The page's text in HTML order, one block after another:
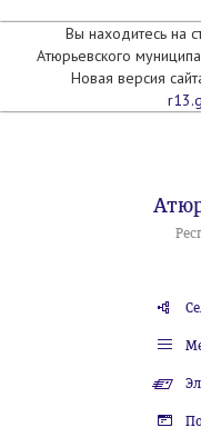
Вы находитесь на
Атюрьевского
Новая версия